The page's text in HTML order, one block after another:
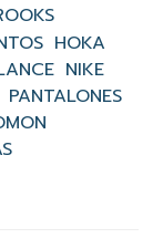
HOKA
NIKE
PANTALONES